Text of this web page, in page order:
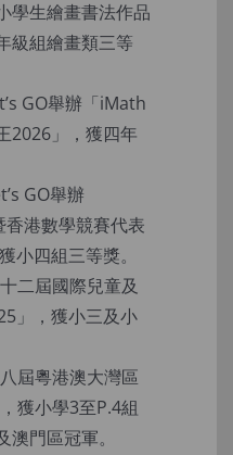
學生繪畫書法作品
級組繪畫類三等
GO舉辦「iMath
2026」，獲四年
GO舉辦
香港數學競賽代表
小四組三等獎。
二屆國際兒童及
」，獲小三及小
屆粵港澳大灣區
獲小學3至P.4組
門區冠軍。